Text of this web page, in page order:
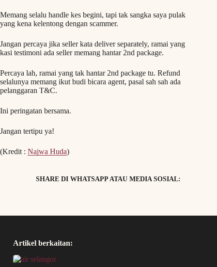
Memang selalu handle kes begini, tapi tak sangka saya pulak
yang kena kelentong dengan scammer.
Jangan percaya jika seller kata deliver separately, ramai yang
kasi testimoni ada seller memang hantar 2nd package.
Percaya lah, ramai yang tak hantar 2nd package tu. Refund
selalunya memang ikut budi bicara agent, pasal sah sah ada
pelanggaran T&C.
Ini peringatan bersama.
Jangan tertipu ya!
(Kredit : Najwa Huda)
SHARE DI WHATSAPP ATAU MEDIA SOSIAL:
Artikel berkaitan: